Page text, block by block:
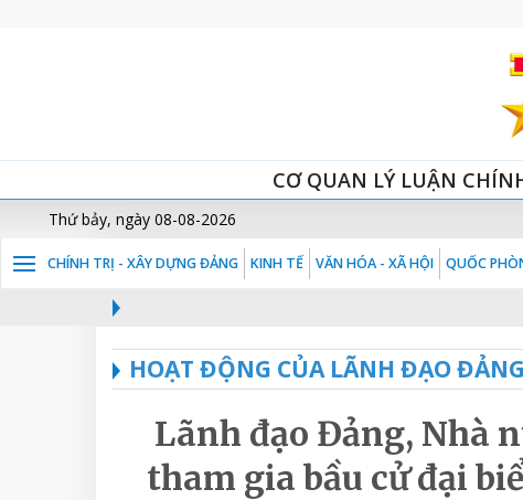
CƠ QUAN LÝ LUẬN
Thứ bảy, ngày 08-08-2026
CHÍNH TRỊ - XÂY DỰNG ĐẢNG KINH TẾ VĂN HÓA - XÃ HỘI QUỐC
HOẠT ĐỘNG CỦA LÃNH ĐẠO
Lãnh đạo Đảng, Nhà
tham gia bầu cử đại